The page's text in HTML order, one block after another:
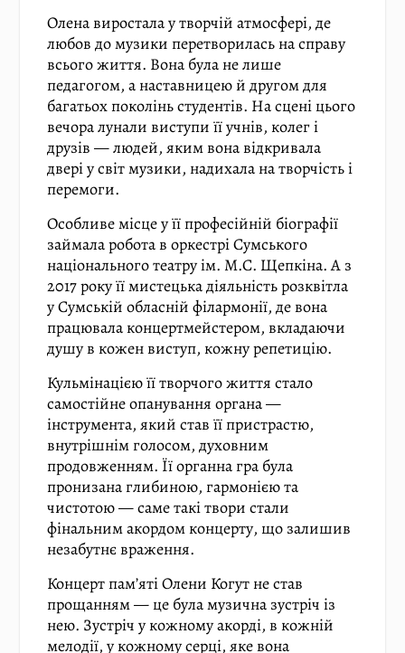
Олена виростала у творчій атмосфері, де
любов до музики перетворилась на справу
всього життя. Вона була не лише
педагогом, а наставницею й другом для
багатьох поколінь студентів. На сцені цього
вечора лунали виступи її учнів, колег і
друзів — людей, яким вона відкривала
двері у світ музики, надихала на творчість і
перемоги.
Особливе місце у її професійній біографії
займала робота в оркестрі Сумського
національного театру ім. М.С. Щепкіна. А з
2017 року її мистецька діяльність розквітла
у Сумській обласній філармонії, де вона
працювала концертмейстером, вкладаючи
душу в кожен виступ, кожну репетицію.
Кульмінацією її творчого життя стало
самостійне опанування органа —
інструмента, який став її пристрастю,
внутрішнім голосом, духовним
продовженням. Її органна гра була
пронизана глибиною, гармонією та
чистотою — саме такі твори стали
фінальним акордом концерту, що залишив
незабутнє враження.
Концерт пам’яті Олени Когут не став
прощанням — це була музична зустріч із
нею. Зустріч у кожному акорді, в кожній
мелодії, у кожному серці, яке вона